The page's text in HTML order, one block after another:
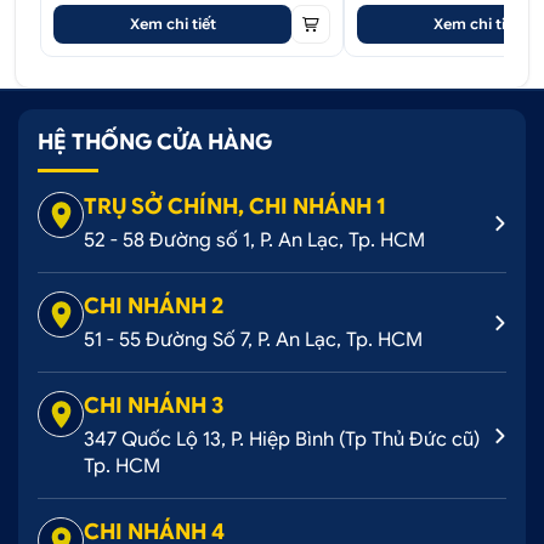
Tính năng hiển thị vạch đánh lái theo góc xoay vô
lăng
Tham khảo thêm :
Sản phẩm Camera 360 ô tô tốt nhất
Camera hành trình cho ô tô
Camera lùi ô tô
3. Các tính năng nổi bật của Safeview Lux
Xem chi tiết Xem chi tiết
HỆ THỐNG CỬA HÀNG
TRỤ SỞ CHÍNH, CHI NHÁNH 1
52 - 58 Đường số 1, P. An Lạc, Tp. HCM
CHI NHÁNH 2
51 - 55 Đường Số 7, P. An Lạc, Tp. HCM
CHI NHÁNH 3
347 Quốc Lộ 13, P. Hiệp Bình (Tp Thủ Đức cũ)
Tp. HCM
CHI NHÁNH 4